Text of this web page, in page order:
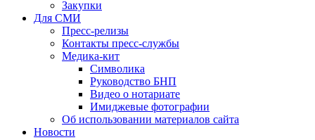
Закупки
Для СМИ
Пресс-релизы
Контакты пресс-службы
Медика-кит
Символика
Руководство БНП
Видео о нотариате
Имиджевые фотографии
Об использовании материалов сайта
Новости